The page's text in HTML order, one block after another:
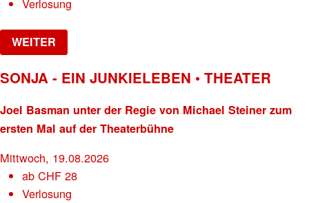
Verlosung
WEITER
SONJA - EIN JUNKIELEBEN • THEATER
Joel Basman unter der Regie von Michael Steiner zum
ersten Mal auf der Theaterbühne
Mittwoch, 19.08.2026
abCHF 28
Verlosung